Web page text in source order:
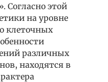
Согласно этой
на уровне
клеточных
различных
находятся в